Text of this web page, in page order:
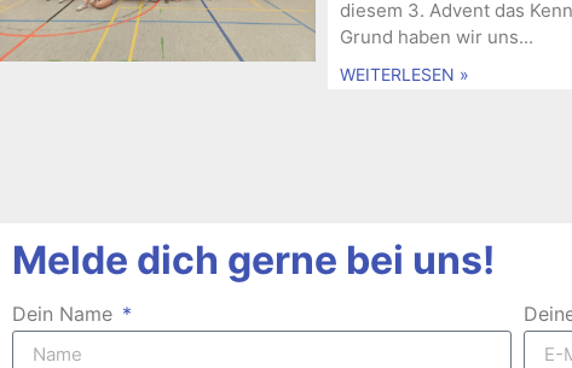
diesem 3. Advent das
Grund haben wir uns...
WEITERLESEN »
Melde dich gerne bei uns!
Dein Name